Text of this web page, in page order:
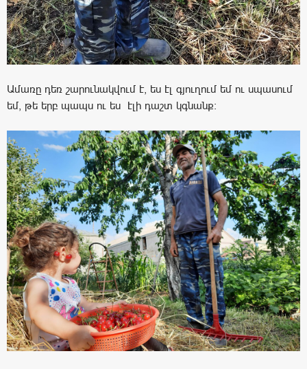
Ամառը դեռ շարունակվում է, ես էլ գյուղում եմ ու սպասում
եմ, թե երբ պապս ու ես էլի դաշտ կգնանք: